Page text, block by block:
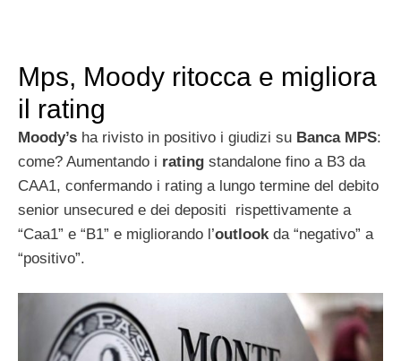
Mps, Moody ritocca e migliora
il rating
Moody’s ha rivisto in positivo i giudizi su Banca MPS:
come? Aumentando i rating standalone fino a B3 da
CAA1, confermando i rating a lungo termine del debito
senior unsecured e dei depositi rispettivamente a
“Caa1” e “B1” e migliorando l’outlook da “negativo” a
“positivo”.